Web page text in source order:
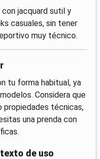
jacquard sutil y
casuales, sin tener
muy técnico.
tu forma habitual, ya
Considera que
propiedades técnicas,
una prenda con
de uso